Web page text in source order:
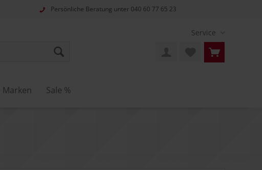
Persönliche Beratung unter 040 60 77 65 23
Service
Marken Sale %